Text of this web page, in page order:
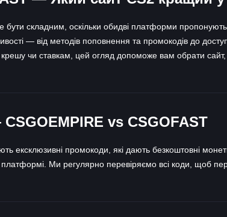
складним, оскільки обидві платформи
— від методів поповнення та промокодів до
крешу чи ставкам, цей огляд допоможе вам обрати
vs CSGOFAST
ексклюзивні промокоди, які дають безкоштовні
Ми регулярно перевіряємо всі коди, щоб